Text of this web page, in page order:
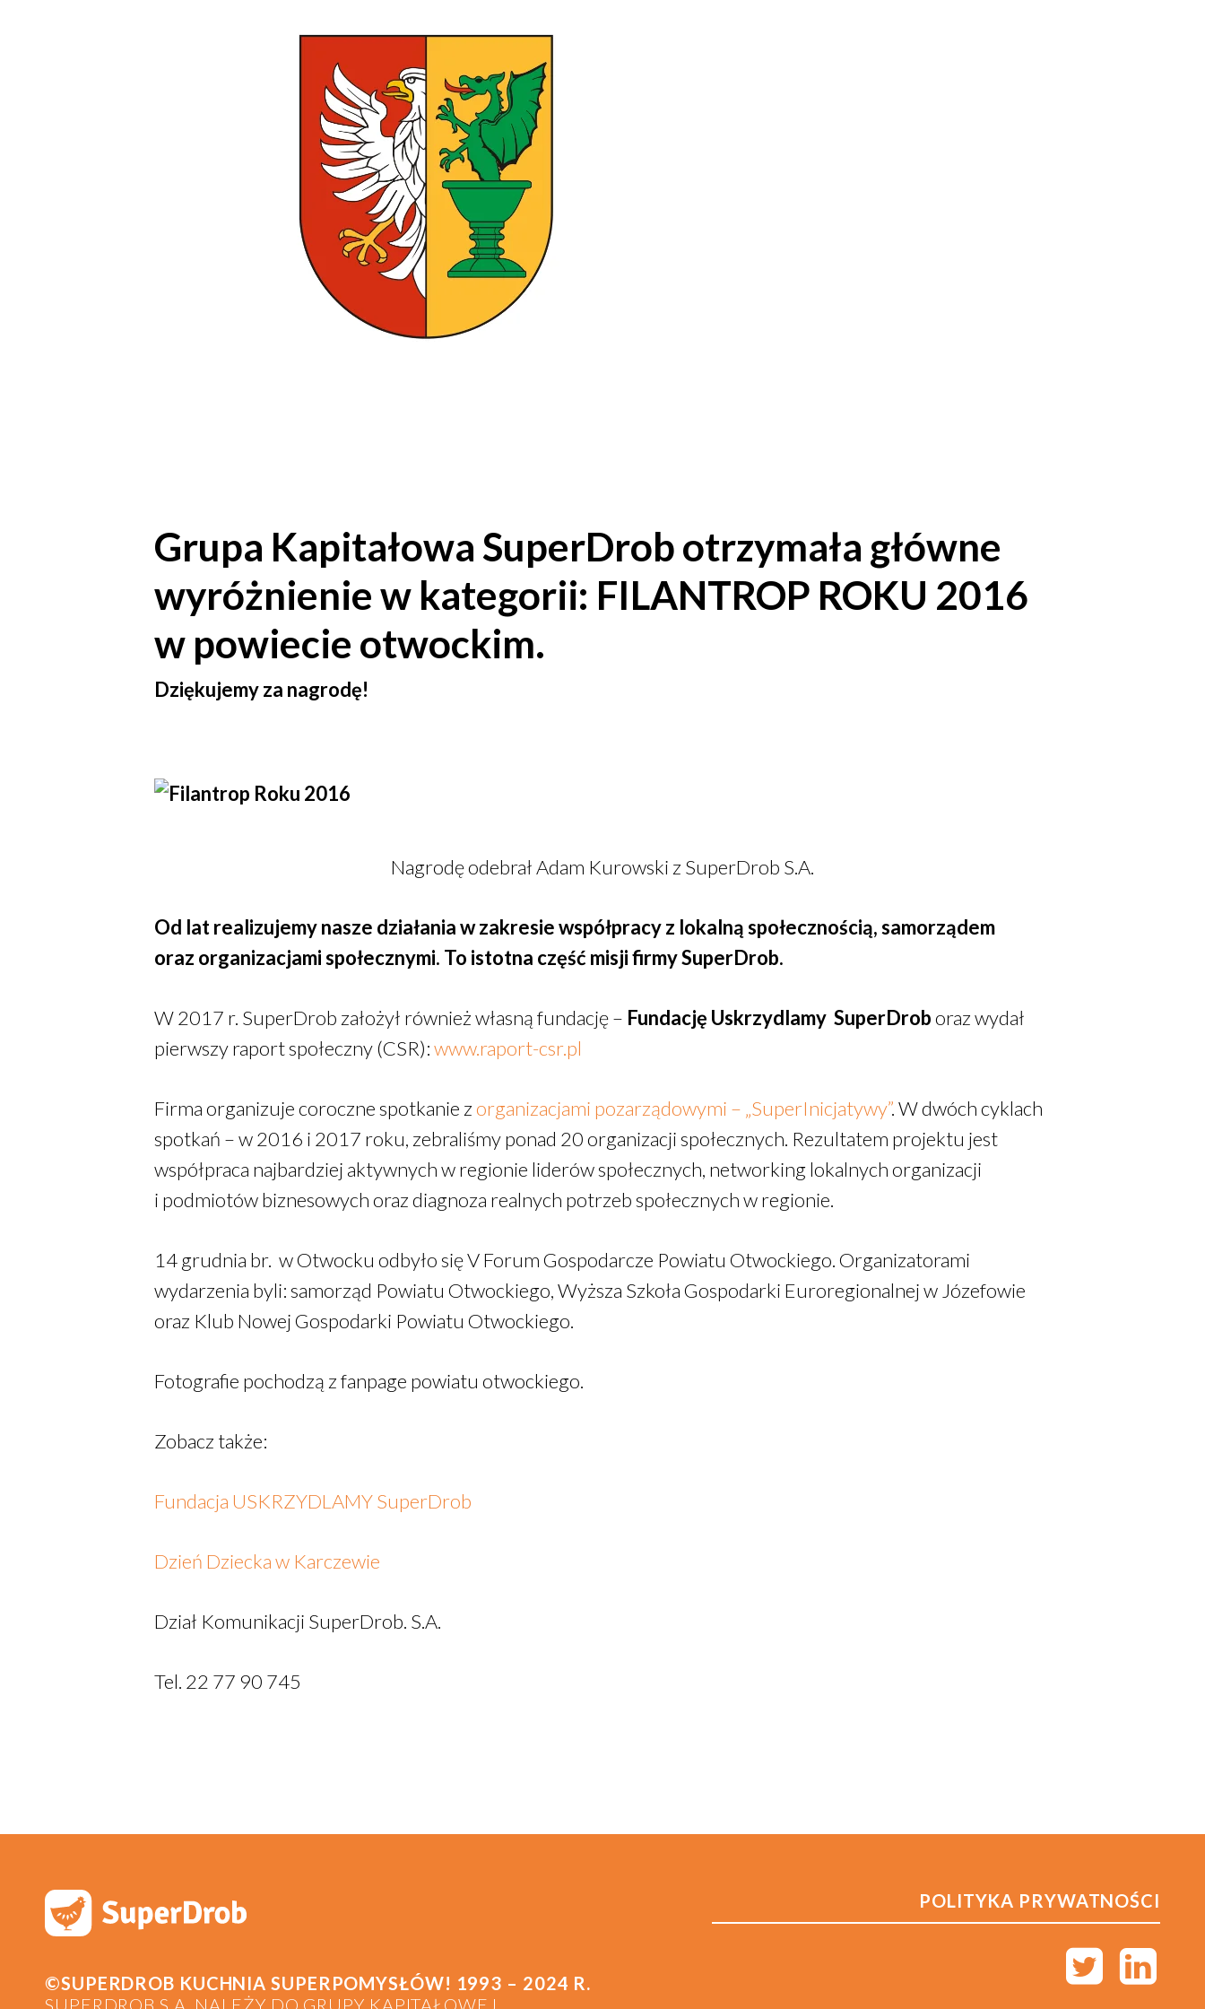
Grupa Kapitałowa SuperDrob otrzymała główne
wyróżnienie w kategorii: FILANTROP ROKU 2016
w powiecie otwockim.
Dziękujemy za nagrodę!
Nagrodę odebrał Adam Kurowski z SuperDrob S.A.
Od lat realizujemy nasze działania w zakresie współpracy z lokalną społecznością, samorządem
oraz organizacjami społecznymi. To istotna część misji firmy SuperDrob.
W 2017 r. SuperDrob założył również własną fundację – Fundację Uskrzydlamy SuperDroboraz wydał
pierwszy raport społeczny (CSR):www.raport-csr.pl
Firma organizuje coroczne spotkanie z organizacjami pozarządowymi – „SuperInicjatywy”. W dwóch cyklach
spotkań – w 2016 i 2017 roku, zebraliśmy ponad 20 organizacji społecznych. Rezultatem projektu jest
współpraca najbardziej aktywnych w regionie liderów społecznych, networking lokalnych organizacji
i podmiotów biznesowych oraz diagnoza realnych potrzeb społecznych w regionie.
14 grudnia br. w Otwocku odbyło się V Forum Gospodarcze Powiatu Otwockiego. Organizatorami
wydarzenia byli: samorząd Powiatu Otwockiego, Wyższa Szkoła Gospodarki Euroregionalnej w Józefowie
oraz Klub Nowej Gospodarki Powiatu Otwockiego.
Fotografie pochodzą z fanpage powiatu otwockiego.
Zobacz także:
Fundacja USKRZYDLAMY SuperDrob
Dzień Dziecka w Karczewie
Dział Komunikacji SuperDrob. S.A.
Tel. 22 77 90 745
©SUPERDROB KUCHNIA SUPERPOMYSŁÓW! 1993 – 2024 R.
SUPERDROB S.A. NALEŻY DO GRUPY KAPITAŁOWEJ
POLITYKA PRYWATNOŚCI